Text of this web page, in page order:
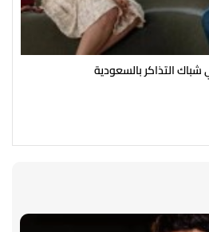
شباك التذاكر بالسعودية